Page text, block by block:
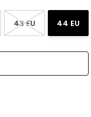
43 EU 44 EU